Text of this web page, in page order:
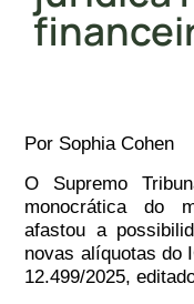
Por Sophia Cohen
O Supremo
monocrática do
afastou a
novas alíquotas do
12.499/2025,